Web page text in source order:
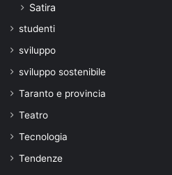
Satira
studenti
sviluppo
sviluppo sostenibile
Taranto e provincia
Teatro
Tecnologia
Tendenze